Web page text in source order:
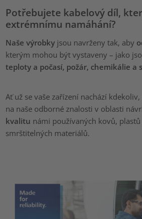
Potřebujete kabelový díl,
extrémnímu namáhání?
Naše výrobky jsou navrženy tak, aby
kterým mohou být vystaveny – jako
teploty a počasí, požár, chemikálie a
Ať už se vaše zařízení nachází
na naše odborné znalosti v oblasti
kvalitu námi používaných kovů,
smrštitelných materiálů.